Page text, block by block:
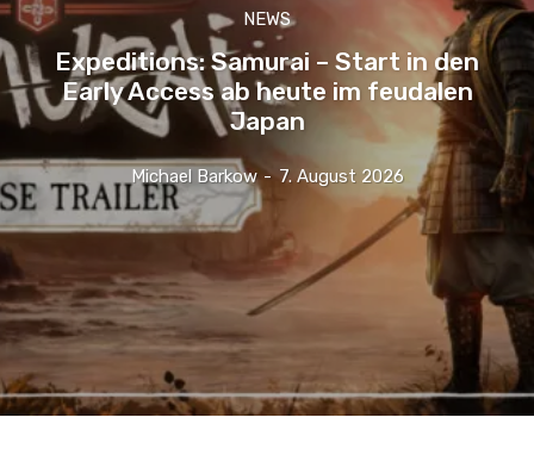
NEWS
Expeditions: Samurai – Start in den
Early Access ab heute im feudalen
Japan
Michael Barkow - 7. August 2026